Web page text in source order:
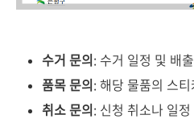
수거 문의: 수거 일정 및 배
품목 문의: 해당 물품의 스
취소 문의: 신청 취소나 일